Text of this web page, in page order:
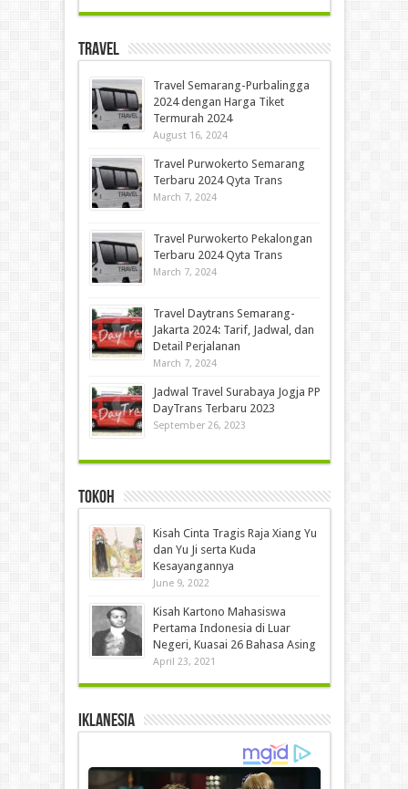
Travel
Travel Semarang-Purbalingga
2024 dengan Harga Tiket
Termurah 2024
August 16, 2024
Travel Purwokerto Semarang
Terbaru 2024 Qyta Trans
March 7, 2024
Travel Purwokerto Pekalongan
Terbaru 2024 Qyta Trans
March 7, 2024
Travel Daytrans Semarang-
Jakarta 2024: Tarif, Jadwal, dan
Detail Perjalanan
March 7, 2024
Jadwal Travel Surabaya Jogja PP
DayTrans Terbaru 2023
September 26, 2023
Tokoh
Kisah Cinta Tragis Raja Xiang Yu
dan Yu Ji serta Kuda
Kesayangannya
June 9, 2022
Kisah Kartono Mahasiswa
Pertama Indonesia di Luar
Negeri, Kuasai 26 Bahasa Asing
April 23, 2021
IKLANESIA